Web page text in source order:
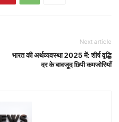
Next article
भारत की अर्थव्यवस्था 2025 में: शीर्ष वृद्धि
दर के बावजूद छिपी कमजोरियाँ